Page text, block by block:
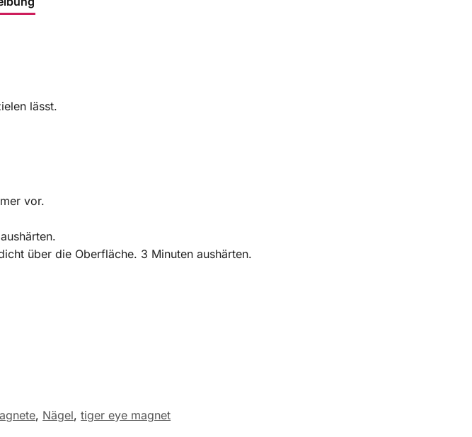
lässt.
vor.
über die Oberfläche. 3 Minuten aushärten.
, Nägel,tiger eye magnet